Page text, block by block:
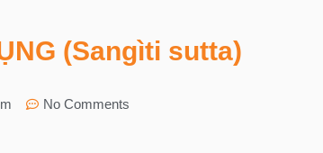
(Sangìti sutta)
No Comments